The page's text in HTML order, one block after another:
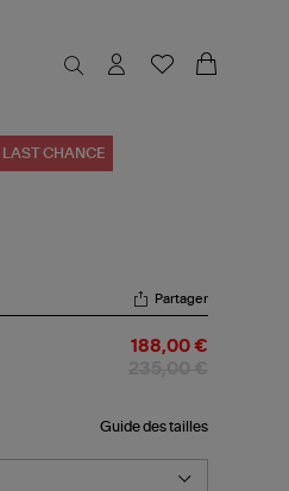
LAST CHANCE
Partager
188,00 €
Guide des tailles